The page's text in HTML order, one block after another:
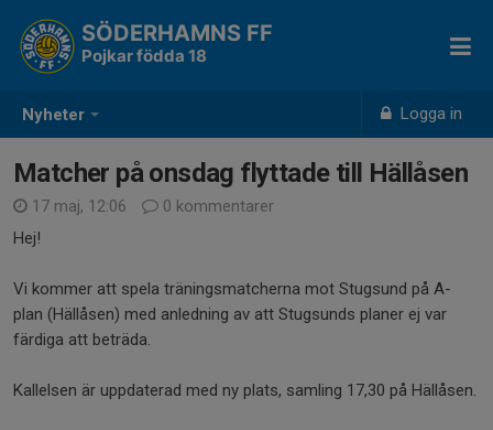
Nyheter Logga in
SÖDERHAMNS FF
Pojkar födda 18
Matcher på onsdag flyttade till Hällåsen
17 maj, 12:06
0 kommentarer
Hej!
Vi kommer att spela träningsmatcherna mot Stugsund på A-
plan (Hällåsen) med anledning av att Stugsunds planer ej var
färdiga att beträda.
Kallelsen är uppdaterad med ny plats, samling 17,30 på Hällåsen.